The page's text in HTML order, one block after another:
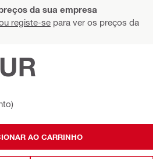
da sua empresa
registe-se para ver os preços da
AO CARRINHO